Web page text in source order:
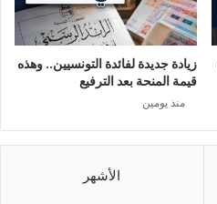
زيادة جديدة لفائدة التونسيين.. وهذه
قيمة المنحة بعد الترفيع
منذ يومين
الأشهر